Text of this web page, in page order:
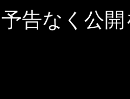
告なく公